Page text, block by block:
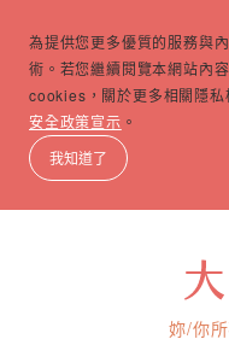
為提供您更多優質的服務與
術。若您繼續閱覽本網站內
cookies，關於更多相關隱
安全政策宣示 。
我知道了
妳/你